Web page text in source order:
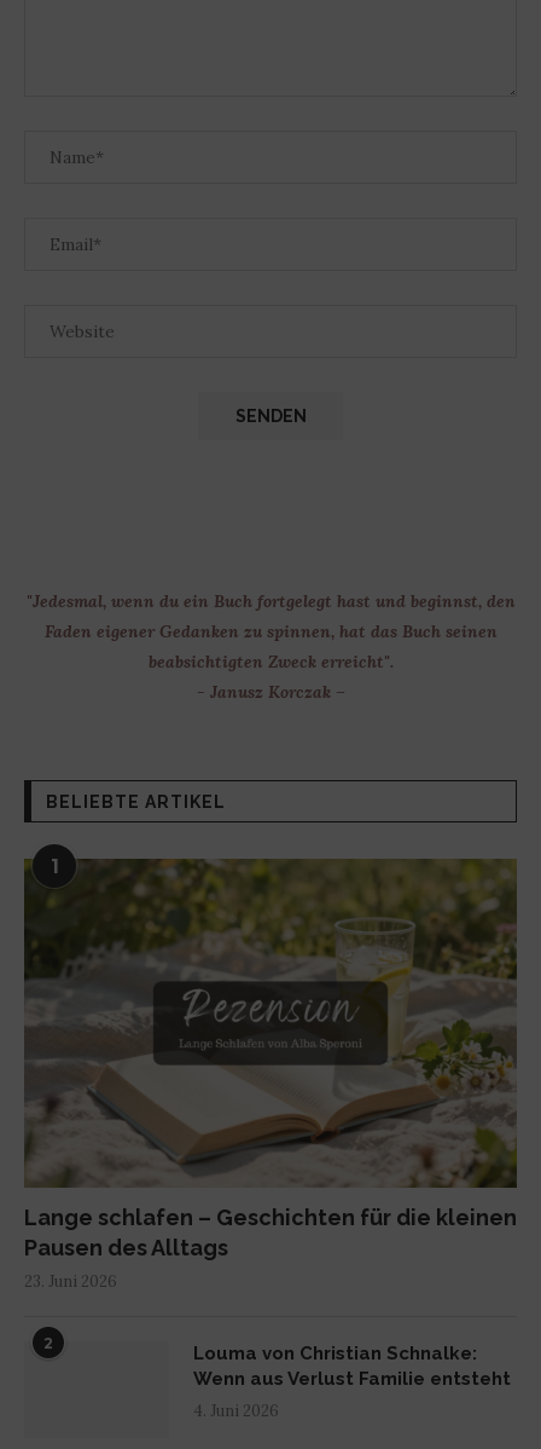
"Jedesmal, wenn du ein Buch fortgelegt hast und beginnst, den
Faden eigener Gedanken zu spinnen, hat das Buch seinen
beabsichtigten Zweck erreicht".
- Janusz Korczak –
BELIEBTE ARTIKEL
1
Lange schlafen – Geschichten für die kleinen
Pausen des Alltags
23. Juni 2026
2
Louma von Christian Schnalke:
Wenn aus Verlust Familie entsteht
4. Juni 2026